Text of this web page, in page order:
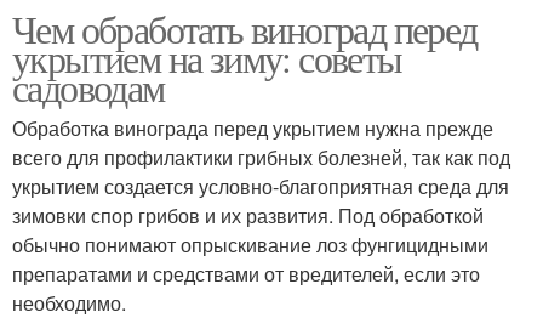
Чем обработать виноград перед
укрытием на зиму: советы
садоводам
Обработка винограда перед укрытием нужна прежде
всего для профилактики грибных болезней, так как под
укрытием создается условно-благоприятная среда для
зимовки спор грибов и их развития. Под обработкой
обычно понимают опрыскивание лоз фунгицидными
препаратами и средствами от вредителей, если это
необходимо.